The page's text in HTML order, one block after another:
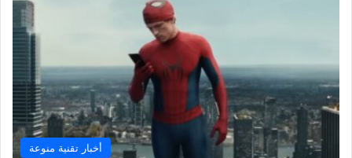
أخبار تقنية منوعة